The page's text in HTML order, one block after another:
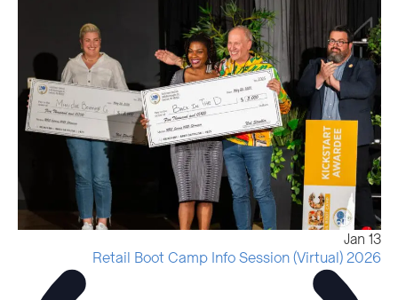
Jan
2026 Retail Boot Camp Info Session (Virtual)